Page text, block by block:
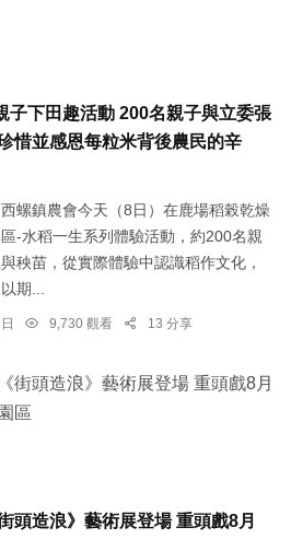
子下田趣活動 200名親子與立委張
惜並感恩每粒米背後農民的辛
螺鎮農會今天（8日）在鹿場稻榖乾燥
-水稻一生系列體驗活動，約200名親
秧苗，從實際體驗中認識稻作文化，
期...
9,730 觀看 13 分享
頭造浪》藝術展登場 重頭戲8月